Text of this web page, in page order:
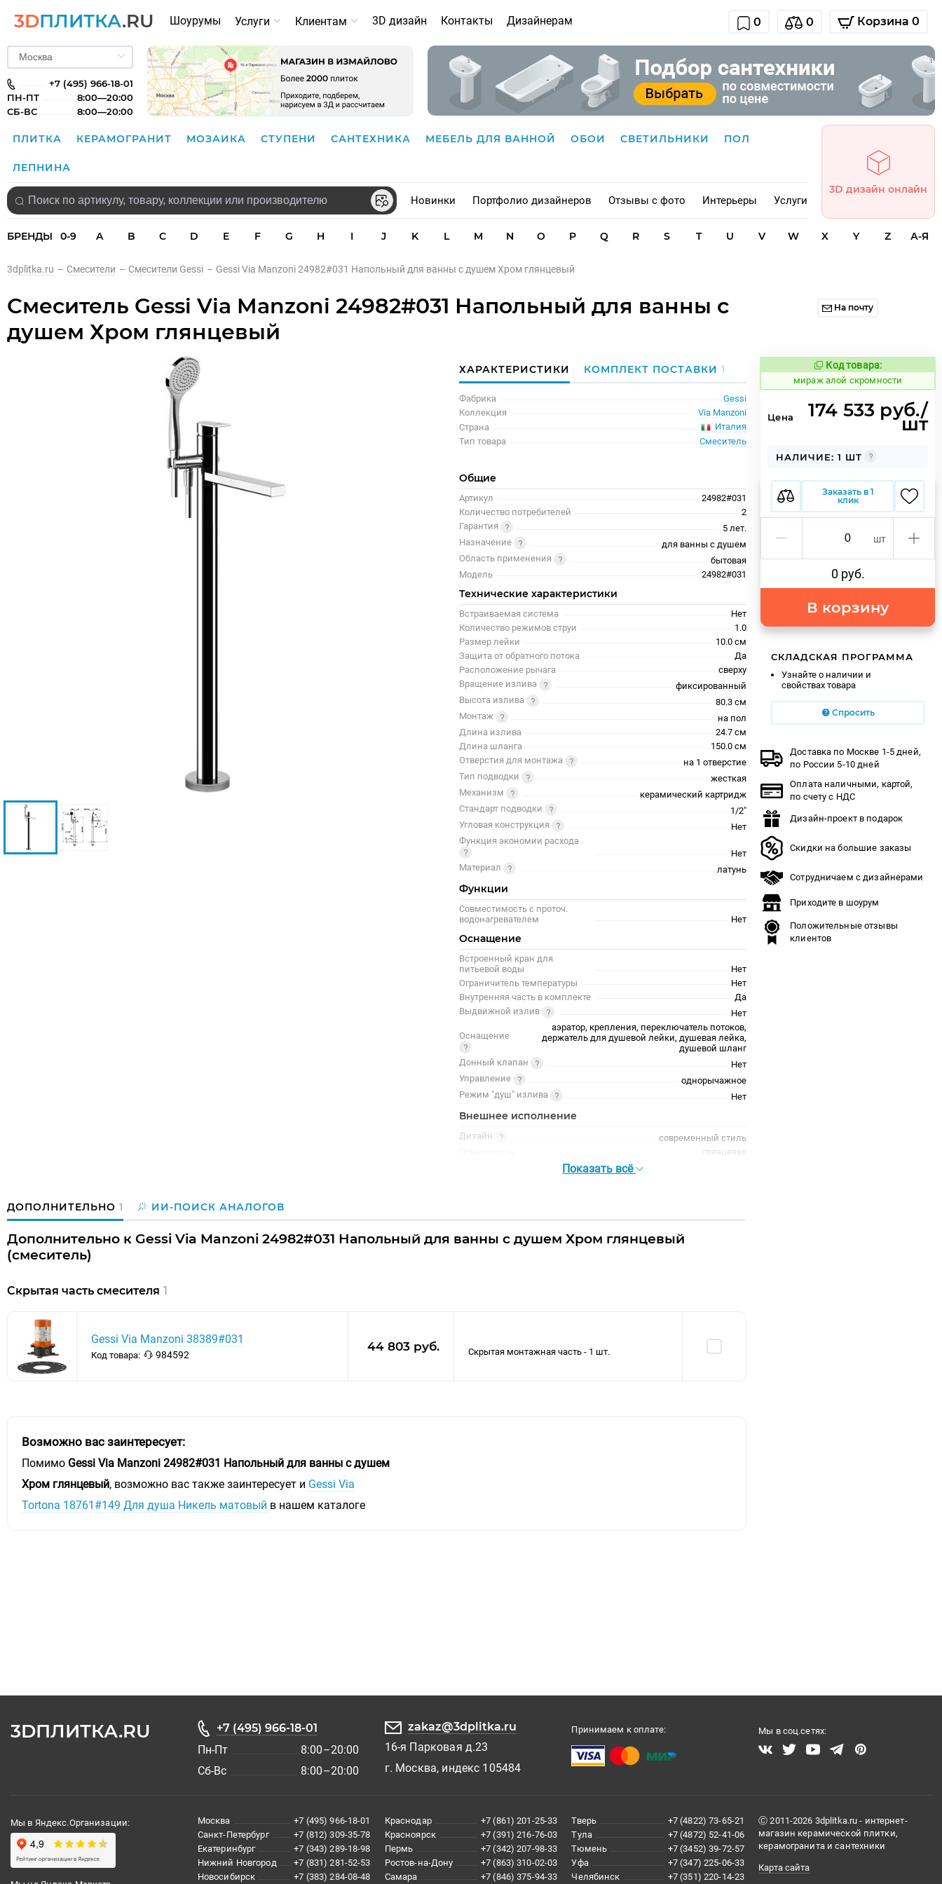
3DПЛИТКА.RU Шоурумы Услуги Клиентам 3D дизайн Контакты Дизайнерам 0 0 Корзина 0
+7 (495) 966-18-01
ПН-ПТ
8:00—20:00
СБ-ВС
8:00—20:00
ПЛИТКА КЕРАМОГРАНИТ МОЗАИКА СТУПЕНИ САНТЕХНИКА МЕБЕЛЬ ДЛЯ ВАННОЙ ОБОИ СВЕТИЛЬНИКИ ПОЛ
ЛЕПНИНА
Новинки Портфолио дизайнеров Отзывы с фото Интерьеры Услуги
3D дизайн онлайн
БРЕНДЫ 0-9 A B C D E F G H I J K L M N O P Q R S T U V W X Y Z А-Я
3dplitka.ru – Смесители – Смесители Gessi – Gessi Via Manzoni 24982#031 Напольный для ванны с душем Хром глянцевый
Смеситель Gessi Via Manzoni 24982#031 Напольный для ванны с
душем Хром глянцевый
На почту
ХАРАКТЕРИСТИКИ КОМПЛЕКТ ПОСТАВКИ1
Фабрика
Gessi
Коллекция
Via Manzoni
Страна
Италия
Тип товара
Смеситель
Общие
Артикул
24982#031
Количество потребителей
2
Гарантия
5 лет.
Назначение
для ванны с душем
Область применения
бытовая
Модель
24982#031
Технические характеристики
Встраиваемая система
Нет
Количество режимов струи
1.0
Размер лейки
10.0 см
Защита от обратного потока
Да
Расположение рычага
сверху
Вращение излива
фиксированный
Высота излива
80.3 см
Монтаж
на пол
Длина излива
24.7 см
Длина шланга
150.0 см
Отверстия для монтажа
на 1 отверстие
Тип подводки
жесткая
Механизм
керамический картридж
Стандарт подводки
1/2"
Угловая конструкция
Нет
Функция экономии расхода
Нет
Материал
латунь
Функции
Совместимость с проточ.
водонагревателем
Нет
Оснащение
Встроенный кран для
питьевой воды
Нет
Ограничитель температуры
Нет
Внутренняя часть в комплекте
Да
Выдвижной излив
Нет
Оснащение
аэратор, крепления, переключатель потоков,
держатель для душевой лейки, душевая лейка,
душевой шланг
Донный клапан
Нет
Управление
однорычажное
Режим "душ" излива
Нет
Внешнее исполнение
Дизайн
современный стиль
глянцевая
Показать всё
ДОПОЛНИТЕЛЬНО 1 ИИ-ПОИСК АНАЛОГОВ
Дополнительно к Gessi Via Manzoni 24982#031 Напольный для ванны с душем Хром глянцевый
(смеситель)
Скрытая часть смесителя 1
Gessi Via Manzoni 38389#031
Код товара: 984592
44 803 руб.
Возможно вас заинтересует:
Помимо Gessi Via Manzoni 24982#031 Напольный для ванны с душем
Хром глянцевый, возможно вас также заинтересует и Gessi Via
Tortona 18761#149 Для душа Никель матовый в нашем каталоге
Код товара:
984593 Код товара:
мираж алой скромности
Цена 174 533 руб./
шт
НАЛИЧИЕ: 1 ШТ
Заказать в 1
клик
шт
0 руб.
В корзину
СКЛАДСКАЯ ПРОГРАММА
Узнайте о наличии и
свойствах товара
Спросить
Доставка по Москве 1-5 дней,
по России 5-10 дней
Оплата наличными, картой,
по счету с НДС
Дизайн-проект в подарок
Скидки на большие заказы
Сотрудничаем с дизайнерами
Приходите в шоурум
Положительные отзывы
клиентов
3DПЛИТКА.RU
+7 (495) 966-18-01
Пн-Пт
8:00–20:00
Сб-Вс
8:00–20:00
zakaz@3dplitka.ru
16-я Парковая д.23
г. Москва, индекс 105484
Принимаем к оплате: Мы в соц.сетях:
Мы в Яндекс.Организации: Москва
+7 (495) 966-18-01
Санкт-Петербург
+7 (812) 309-35-78
Екатеринбург
+7 (343) 289-18-98
Нижний Новгород
+7 (831) 281-52-53
Новосибирск
+7 (383) 284-08-48
Краснодар
+7 (861) 201-25-33
Красноярск
+7 (391) 216-76-03
Пермь
+7 (342) 207-98-33
Ростов-на-Дону
+7 (863) 310-02-03
Самара
+7 (846) 375-94-33
Тверь
+7 (4822) 73-65-21
Тула
+7 (4872) 52-41-06
Тюмень
+7 (3452) 39-72-57
Уфа
+7 (347) 225-06-33
Челябинск
+7 (351) 220-14-23
Ⓒ 2011-2026 3dplitka.ru - интернет-
магазин керамической плитки,
керамогранита и сантехники
Карта сайта